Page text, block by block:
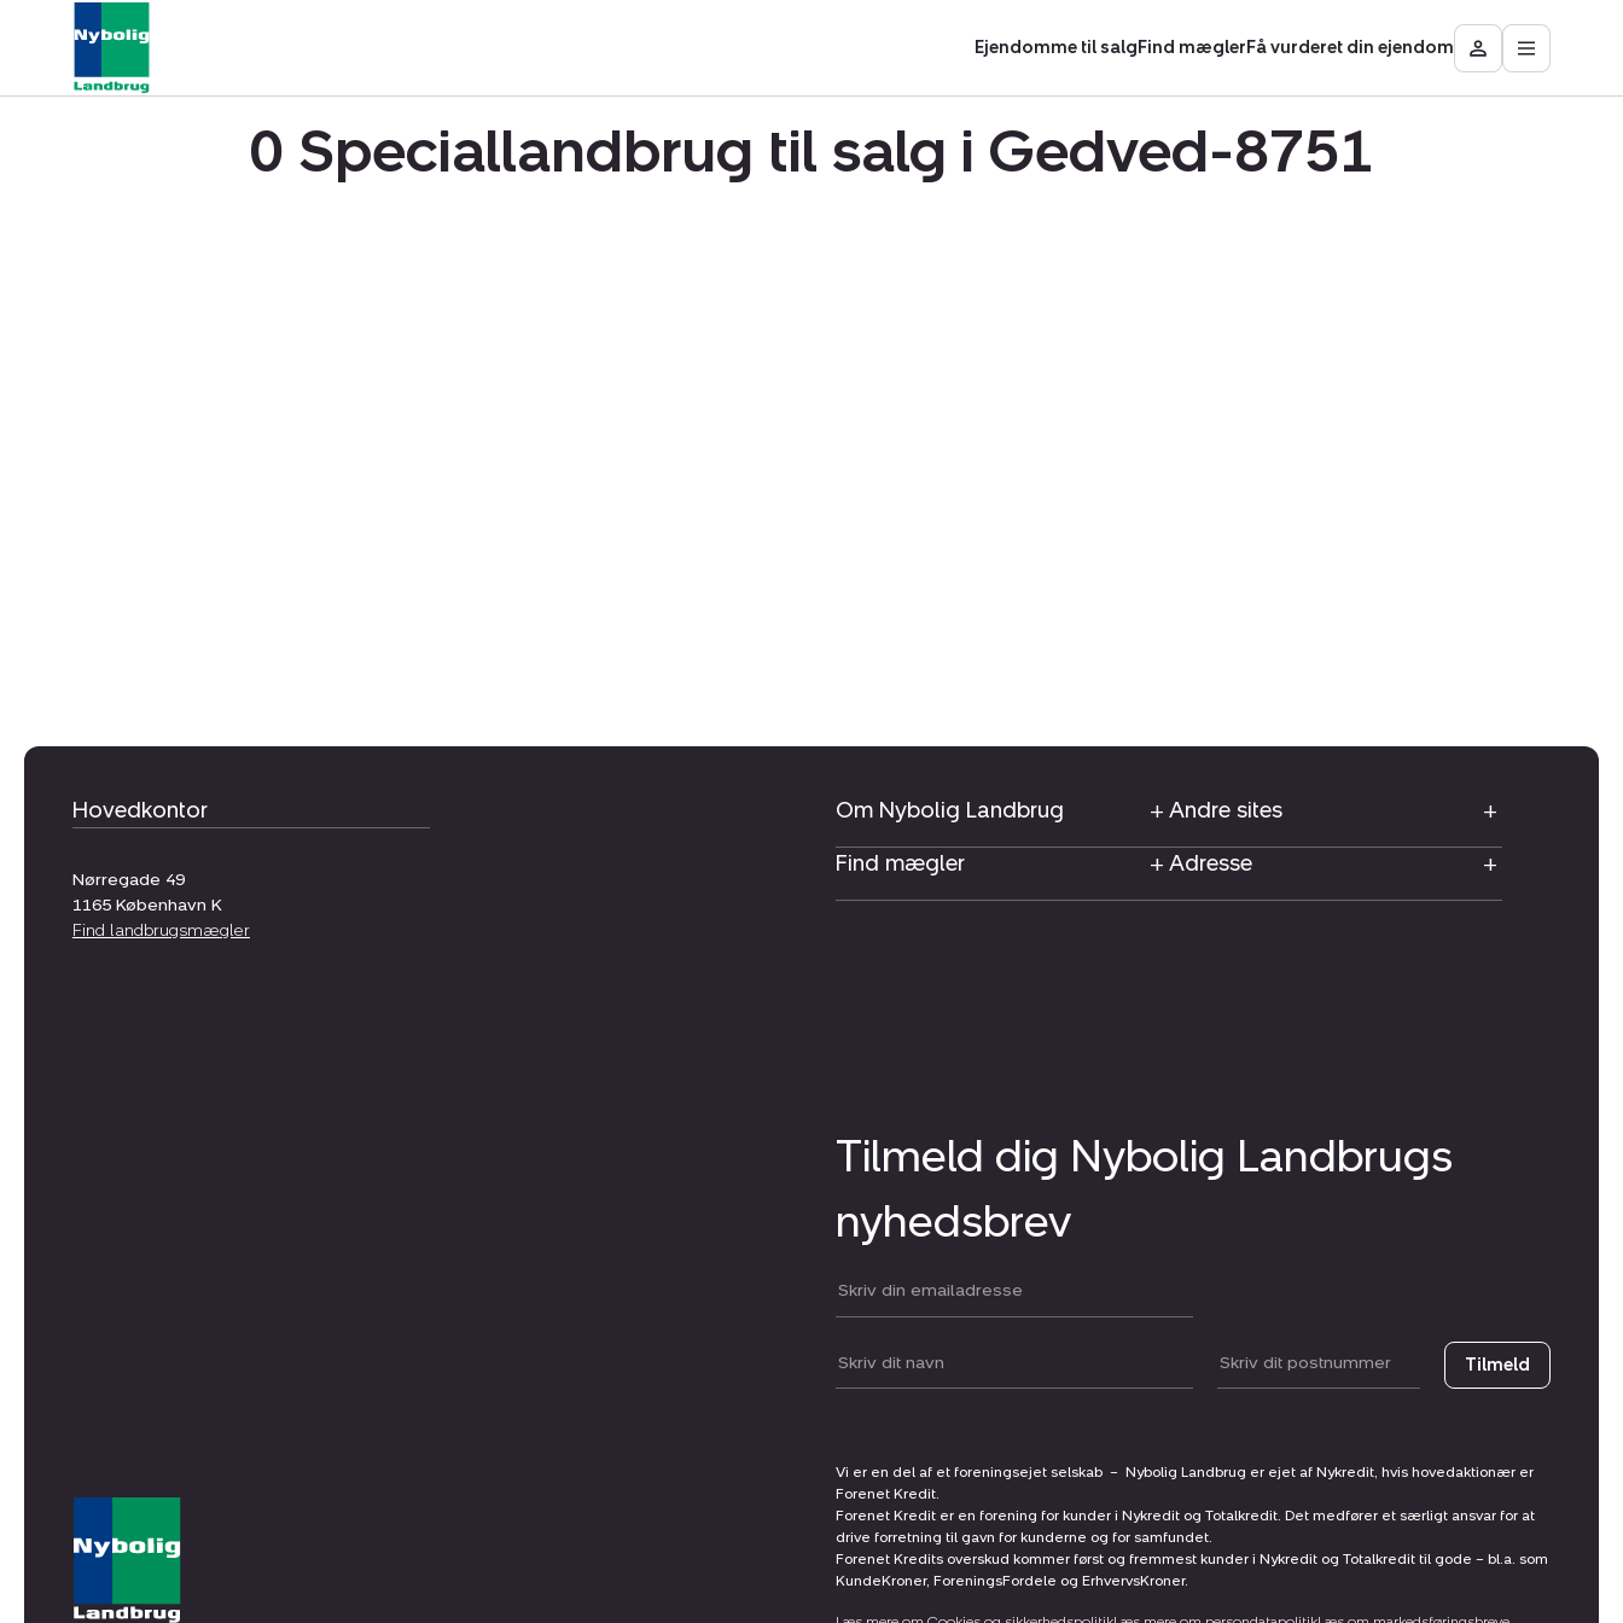
Ejendomme til salgFind mæglerFå vurderet din ejendom
Besøg
Mit
Åbn
0 Speciallandbrug til salg i Gedved-8751
Hovedkontor
Nørregade 49
1165 København K
Find landbrugsmægler
Om Nybolig Landbrug
Andre sites
Find mægler
Adresse
Tilmeld dig Nybolig Landbrugs
nyhedsbrev
Din email:
Dit navn: Postnummer Tilmeld
Vi er en del af et foreningsejet selskab – Nybolig Landbrug er ejet af Nykredit, hvis hovedaktionær er
Forenet Kredit.
Forenet Kredit er en forening for kunder i Nykredit og Totalkredit. Det medfører et særligt ansvar for at
drive forretning til gavn for kunderne og for samfundet.
Forenet Kredits overskud kommer først og fremmest kunder i Nykredit og Totalkredit til gode – bl.a. som
KundeKroner, ForeningsFordele og ErhvervsKroner.